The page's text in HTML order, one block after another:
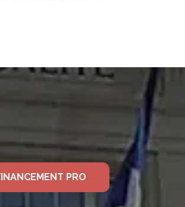
PRO